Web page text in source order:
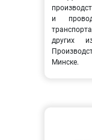
и
других
Минске.